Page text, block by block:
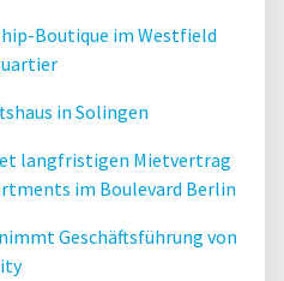
Boutique im Westfield
in Solingen
langfristigen Mietvertrag
im Boulevard Berlin
Geschäftsführung von